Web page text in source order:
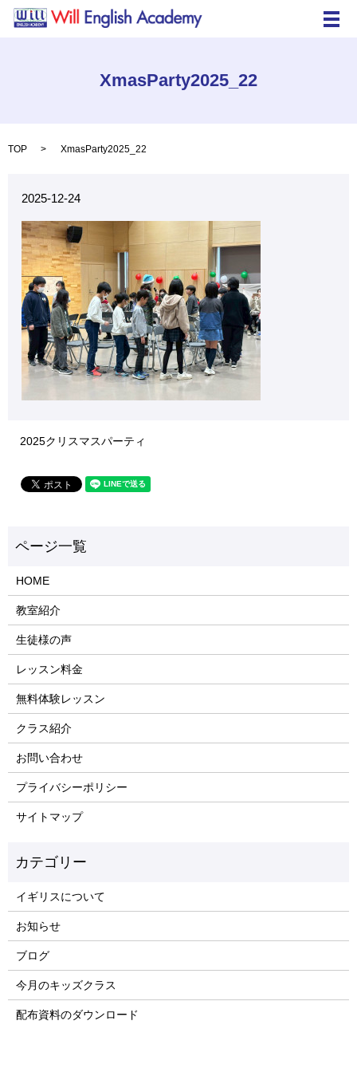
メ
XmasParty2025_22
TOP XmasParty2025_22
2025-12-24
2025クリスマスパーティ
HOME
教室紹介
生徒様の声
レッスン料金
無料体験レッスン
クラス紹介
お問い合わせ
プライバシーポリシー
サイトマップ
イギリスについて
お知らせ
ブログ
今月のキッズクラス
配布資料のダウンロード